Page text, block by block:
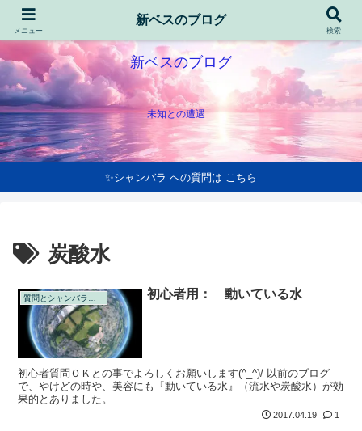
新ベスのブログ
未知との遭遇
✨シャンバラ への質問は こちら
炭酸水
初心者用： 動いている水
初心者質問ＯＫとの事でよろしくお願いします(^_^)/ 以前のブログ
で、やけどの時や、美容にも『動いている水』（流水や炭酸水）が効
果的とありました。
2017.04.19 1
メニュー
新ベスのブログ
検索